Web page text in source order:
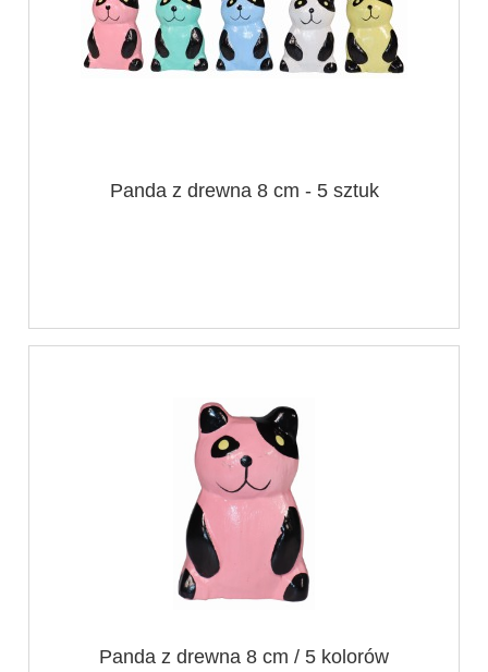
Panda z drewna 8 cm - 5 sztuk
Panda z drewna 8 cm / 5 kolorów